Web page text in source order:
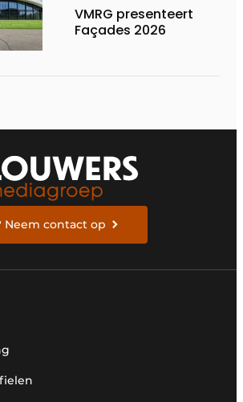
VMRG presenteert
Façades 2026
Neem contact op